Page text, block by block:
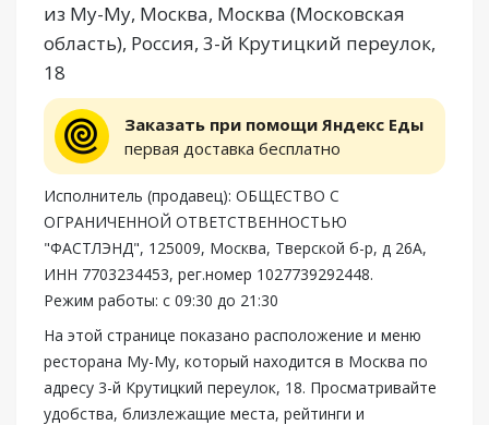
из Му-Му, Москва, Москва (Московская
область), Россия, 3-й Крутицкий переулок,
18
Заказать при помощи Яндекс Еды
первая доставка бесплатно
Исполнитель (продавец): ОБЩЕСТВО С
ОГРАНИЧЕННОЙ ОТВЕТСТВЕННОСТЬЮ
"ФАСТЛЭНД", 125009, Москва, Тверской б-р, д 26А,
ИНН 7703234453, рег.номер 1027739292448.
Режим работы: с 09:30 до 21:30
На этой странице показано расположение и меню
ресторана Му-Му, который находится в Москва по
адресу 3-й Крутицкий переулок, 18. Просматривайте
удобства, близлежащие места, рейтинги и